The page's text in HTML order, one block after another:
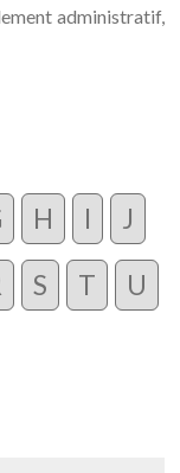
administratif,
H I J
S T U